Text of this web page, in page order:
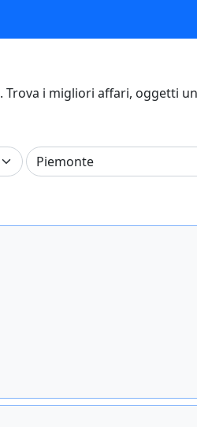
. Trova i migliori affari, oggetti